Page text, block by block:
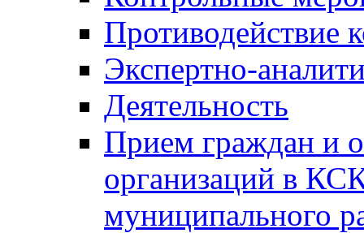
Противодействие
Экспертно-
Деятельность
Прием граждан и
организаций в
муниципального